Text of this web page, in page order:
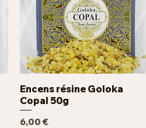
Aperçu rapide
Encens résine Goloka
Copal 50g
Prix
6,00 €